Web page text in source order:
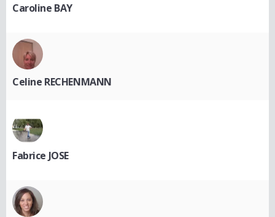
Caroline BAY
Celine RECHENMANN
Fabrice JOSE